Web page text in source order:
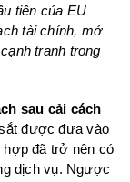
tiên của EU
tài chính, mở
tranh trong
sau cải cách
được đưa vào
đã trở nên có
dịch vụ. Ngược